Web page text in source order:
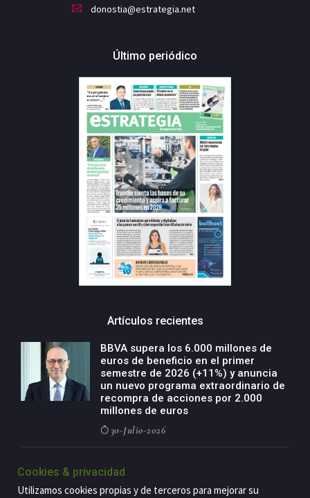
donostia@estrategia.net
Último periódico
Artículos recientes
BBVA supera los 6.000 millones de
euros de beneficio en el primer
semestre de 2026 (+11%) y anuncia
un nuevo programa extraordinario de
recompra de acciones por 2.000
millones de euros
30-Julio-2026
negocio agro con un modelo global
de especialización presente en siete
Cookies & privacidad
Utilizamos cookies propias y de terceros para mejorar su